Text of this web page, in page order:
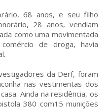
68 anos, e seu filho
28 anos, vendiam
como uma movimentada
de droga, havia
da Derf, foram
nas vestimentas dos
Ainda na residência, os
380 com15 munições